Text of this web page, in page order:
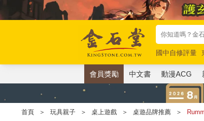
國中自修評量
唯紅花綻放
奧
會員獎勵 中文書 動漫ACG
首頁 ＞ 玩具親子 ＞ 桌上遊戲 ＞ 桌遊品牌推薦 ＞